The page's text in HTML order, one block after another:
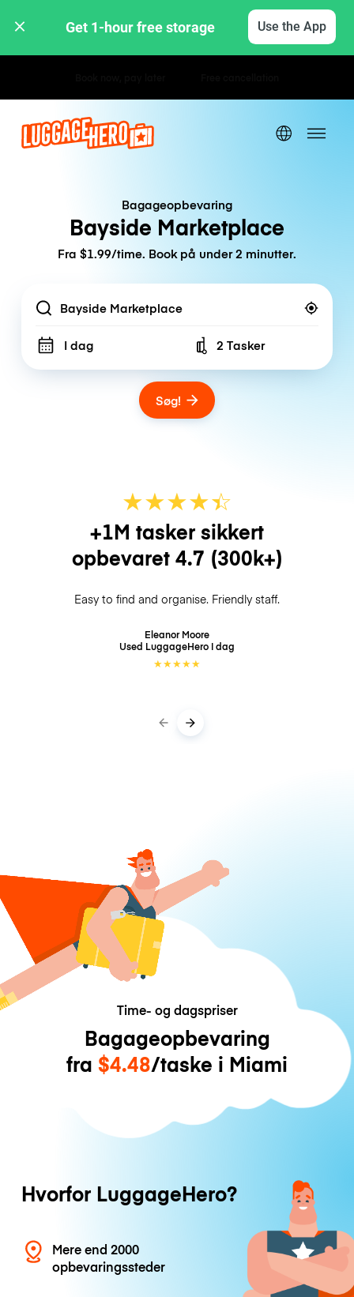
Get 1-hour free storage Use the App
Bagageopbevaring
Bayside Marketplace
Fra $1.99/time. Book på under 2 minutter.
Location
I dag Number of bags
2 Tasker
Søg!
★★★★☆
★
+1M tasker sikkert
opbevaret 4.7 (300k+)
Easy to find and organise. Friendly staff.
Eleanor Moore
Used LuggageHero I dag
★★★★★
Time- og dagspriser
Bagageopbevaring
fra $4.48/taske i Miami
Hvorfor LuggageHero?
Mere end 2000
opbevaringssteder